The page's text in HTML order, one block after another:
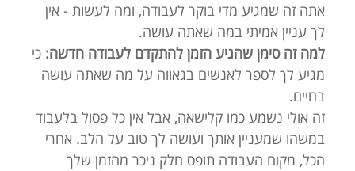
אתה זה שמגיע מדי בוקר לעבודה, ומה לעשות - אין
לך עניין אמיתי במה שאתה עושה.
למה זה סימן שהגיע הזמן להתקדם לעבודה חדשה: כי
מגיע לך לספר לאנשים בגאווה על מה שאתה עושה
בחיים.
זה אולי נשמע כמו קלישאה, אבל אין כל פסול בלעבוד
במשהו שמעניין אותך ועושה לך טוב על הלב. אחרי
הכל, מקום העבודה תופס חלק ניכר מהזמן שלך